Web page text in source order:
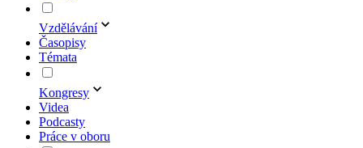
Vzdělávání
Časopisy
Témata
Kongresy
Videa
Podcasty
Práce v oboru